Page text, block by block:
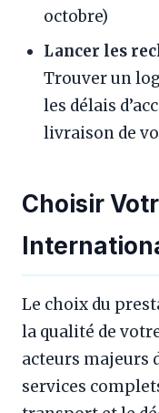
octobre)
Lancer les
Trouver un
les délais
livraison de
Choisir
Le choix du
la qualité de
acteurs majeurs
services